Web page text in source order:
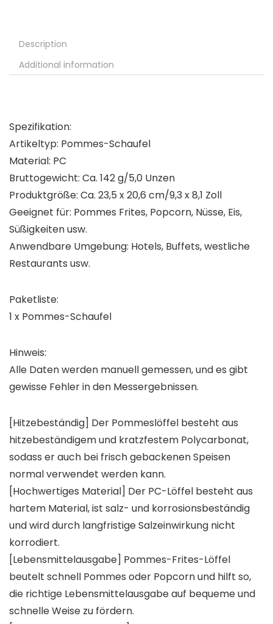
Description
Additional information
Spezifikation:
Artikeltyp: Pommes-Schaufel
Material: PC
Bruttogewicht: Ca. 142 g/5,0 Unzen
Produktgröße: Ca. 23,5 x 20,6 cm/9,3 x 8,1 Zoll
Geeignet für: Pommes Frites, Popcorn, Nüsse, Eis,
Süßigkeiten usw.
Anwendbare Umgebung: Hotels, Buffets, westliche
Restaurants usw.
Paketliste:
1 x Pommes-Schaufel
Hinweis:
Alle Daten werden manuell gemessen, und es gibt
gewisse Fehler in den Messergebnissen.
[Hitzebeständig] Der Pommeslöffel besteht aus
hitzebeständigem und kratzfestem Polycarbonat,
sodass er auch bei frisch gebackenen Speisen
normal verwendet werden kann.
[Hochwertiges Material] Der PC-Löffel besteht aus
hartem Material, ist salz- und korrosionsbeständig
und wird durch langfristige Salzeinwirkung nicht
korrodiert.
[Lebensmittelausgabe] Pommes-Frites-Löffel
beutelt schnell Pommes oder Popcorn und hilft so,
die richtige Lebensmittelausgabe auf bequeme und
schnelle Weise zu fördern.